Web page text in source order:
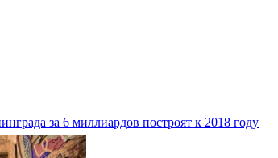
за 6 миллиардов построят к 2018 году